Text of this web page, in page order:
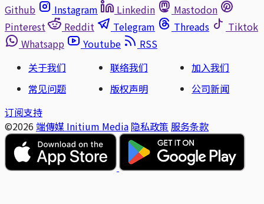
Github
Instagram Linkedin
Mastodon
Pinterest
Reddit Telegram Threads
Tiktok
Whatsapp
Youtube
RSS
关于我们
联络我们
加入我们
常见问题
版权声明
公司新闻
订阅支持
©2026 端傳媒 Initium Media 隐私政策 服务条款